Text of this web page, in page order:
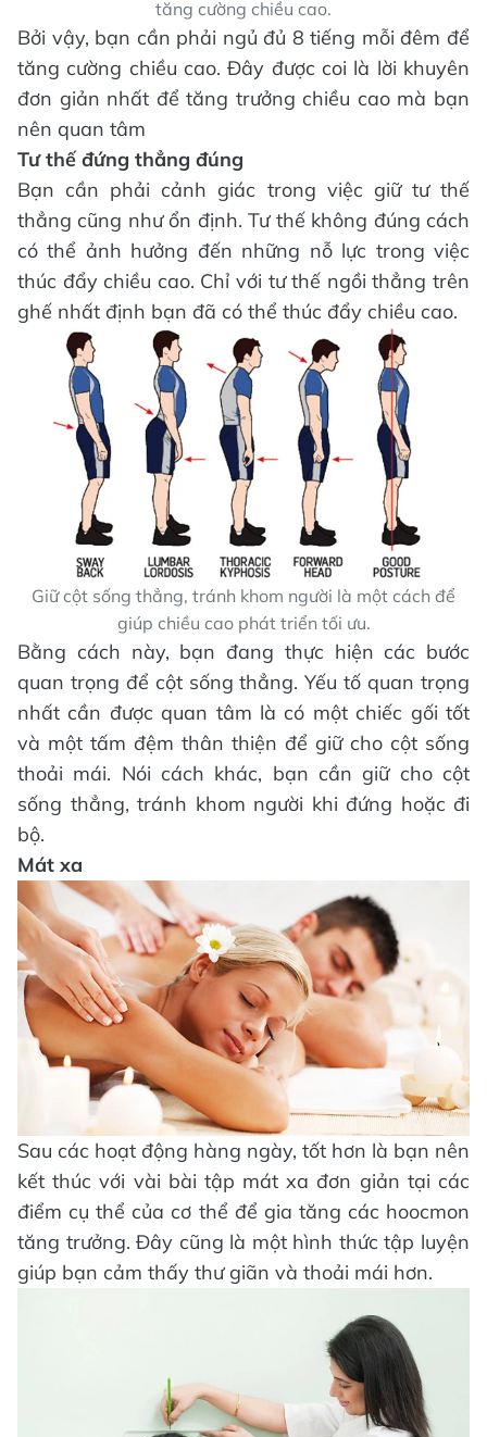
tăng cường chiều cao.
Bởi vậy, bạn cần phải ngủ đủ 8 tiếng mỗi đêm để
tăng cường chiều cao. Đây được coi là lời khuyên
đơn giản nhất để tăng trưởng chiều cao mà bạn
nên quan tâm
Tư thếđứng thẳng đúng
Bạn cần phải cảnh giác trong việc giữ tư thế
thẳng cũng như ổn định. Tư thế không đúng cách
có thể ảnh hưởng đến những nỗ lực trong việc
thúc đẩy chiều cao. Chỉ với tư thế ngồi thẳng trên
ghế nhất định bạn đã có thể thúc đẩy chiều cao.
Giữ cột sống thẳng, tránh khom người là một cách để
giúp chiều cao phát triển tối ưu.
Bằng cách này, bạn đang thực hiện các bước
quan trọng để cột sống thẳng. Yếu tố quan trọng
nhất cần được quan tâm là có một chiếc gối tốt
và một tấm đệm thân thiện để giữ cho cột sống
thoải mái. Nói cách khác, bạn cần giữ cho cột
sống thẳng, tránh khom người khi đứng hoặc đi
bộ.
Mát xa
Sau các hoạt động hàng ngày, tốt hơn là bạn nên
kết thúc với vài bài tập mát xa đơn giản tại các
điểm cụ thể của cơ thể để gia tăng các hoocmon
tăng trưởng. Đây cũng là một hình thức tập luyện
giúp bạn cảm thấy thư giãn và thoải mái hơn.